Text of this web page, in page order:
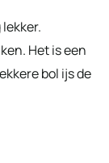
Het is een
bol ijs de